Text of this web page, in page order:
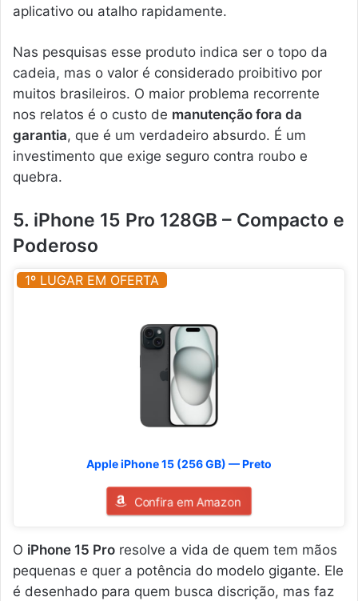
aplicativo ou atalho rapidamente.
Nas pesquisas esse produto indica ser o topo da
cadeia, mas o valor é considerado proibitivo por
muitos brasileiros. O maior problema recorrente
nos relatos é o custo de manutenção fora da
garantia, que é um verdadeiro absurdo. É um
investimento que exige seguro contra roubo e
quebra.
5. iPhone 15 Pro 128GB – Compacto e
Poderoso
1º LUGAR EM OFERTA
Apple iPhone 15 (256 GB) — Preto
Confira em Amazon
O iPhone 15 Pro resolve a vida de quem tem mãos
pequenas e quer a potência do modelo gigante. Ele
é desenhado para quem busca discrição, mas faz